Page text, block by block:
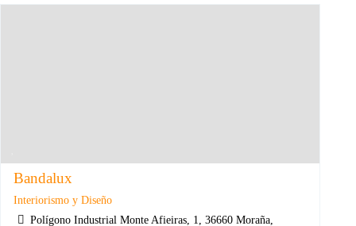
Bandalux
Interiorismo y Diseño
Polígono Industrial Monte Afieiras, 1, 36660 Moraña,